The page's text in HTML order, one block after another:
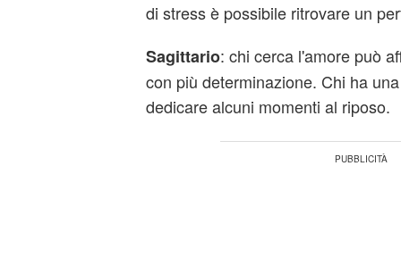
di stress è possibile ritrovare un
Sagittario: chi cerca l'amore può
con più determinazione. Chi ha
dedicare alcuni momenti al riposo.